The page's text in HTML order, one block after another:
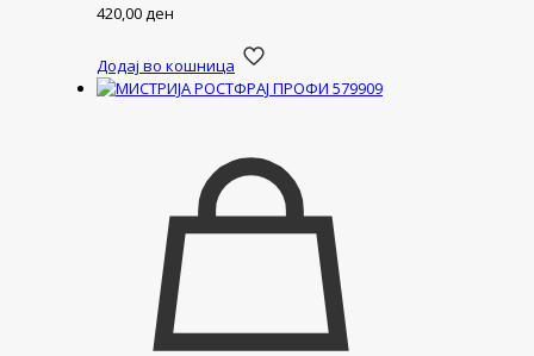
420,00ден
Додај во кошница